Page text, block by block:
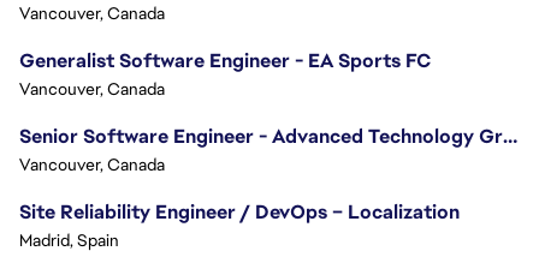
Vancouver, Canada
Generalist Software Engineer - EA Sports FC
Vancouver, Canada
Senior Software Engineer - Advanced Technology Group
Vancouver, Canada
Site Reliability Engineer / DevOps – Localization
Madrid, Spain